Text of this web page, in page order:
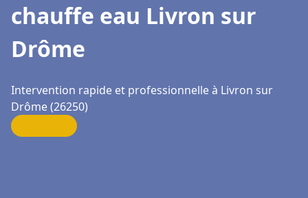
chauffe eau Livron sur
Drôme
Intervention rapide et professionnelle à Livron sur
Drôme (26250)